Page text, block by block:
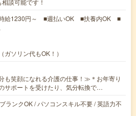
談可能です！
時給1230円～ ■週払いOK ■扶養内OK ■
ガソリン代もOK！）
も笑顔になれる介護の仕事！≫＊お年寄り
サポートを受けたり、気分転換で…
ランクOK / パソコンスキル不要 / 英語力不